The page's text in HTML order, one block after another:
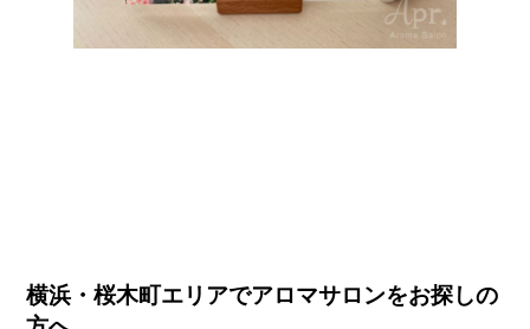
横浜・桜木町エリアでアロマサロンをお探しの